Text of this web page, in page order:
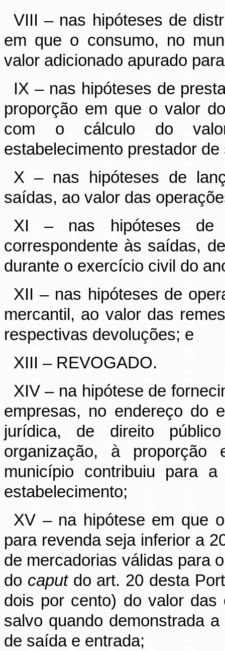
VIII – nas hipóteses de
em que o consumo, no
valor adicionado apurado
IX – nas hipóteses de
proporção em que o valor
com o cálculo do
estabelecimento prestador
X – nas hipóteses de
saídas, ao valor das
XI – nas hipóteses de
correspondente às saídas,
durante o exercício civil do
XII – nas hipóteses de
mercantil, ao valor das
respectivas devoluções; e
XIII – REVOGADO.
XIV – na hipótese de
empresas, no endereço do
jurídica, de direito
organização, à
município contribuiu para
estabelecimento;
XV – na hipótese em que
para revenda seja inferior a
de mercadorias válidas para
do caputdo art. 20 desta
dois por cento) do valor
salvo quando demonstrada
de saída e entrada;